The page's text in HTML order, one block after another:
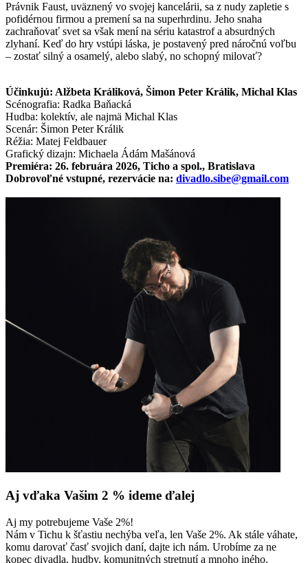
Právnik Faust, uväznený vo svojej kancelárii, sa z nudy zapletie s
pofidérnou firmou a premení sa na superhrdinu. Jeho snaha
zachraňovať svet sa však mení na sériu katastrof a absurdných
zlyhaní. Keď do hry vstúpi láska, je postavený pred náročnú voľbu
– zostať silný a osamelý, alebo slabý, no schopný milovať?
Účinkujú: Alžbeta Králiková, Šimon Peter Králik, Michal Klas
Scénografia: Radka Baňacká
Hudba: kolektív, ale najmä Michal Klas
Scenár: Šimon Peter Králik
Réžia: Matej Feldbauer
Grafický dizajn: Michaela Ádám Mašánová
Premiéra: 26. februára 2026, Ticho a spol., Bratislava
Dobrovoľné vstupné, rezervácie na: divadlo.sibe@gmail.com
Aj vďaka Vašim 2 % ideme ďalej
Aj my potrebujeme Vaše 2%!
Nám v Tichu k šťastiu nechýba veľa, len Vaše 2%. Ak stále váhate,
komu darovať časť svojich daní, dajte ich nám. Urobíme za ne
kopec divadla, hudby, komunitných stretnutí a mnoho iného.